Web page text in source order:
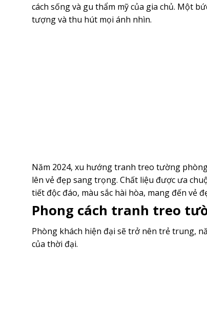
cách sống và gu thẩm mỹ của gia chủ. Một
tượng và thu hút mọi ánh nhìn.
Năm 2024, xu hướng tranh treo tường
lên vẻ đẹp sang trọng. Chất liệu được ưa
tiết độc đáo, màu sắc hài hòa, mang đến vẻ
Phong cách tranh treo
Phòng khách hiện đại sẽ trở nên trẻ trung,
của thời đại.